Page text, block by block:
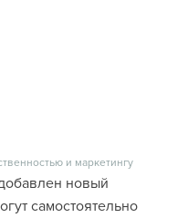
и маркетингу
новый
самостоятельно